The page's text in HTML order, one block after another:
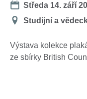
Date
Středa 14. září
Místo
Studijní a
Výstava kolekce
ze sbírky British